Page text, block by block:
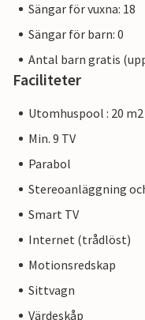
Sängar för vuxna: 18
Sängar för barn: 0
Antal barn gratis
Faciliteter
Utomhuspool : 20 m2
Min. 9 TV
Parabol
Stereoanläggning
Smart TV
Internet (trådlöst)
Motionsredskap
Sittvagn
Värdeskåp